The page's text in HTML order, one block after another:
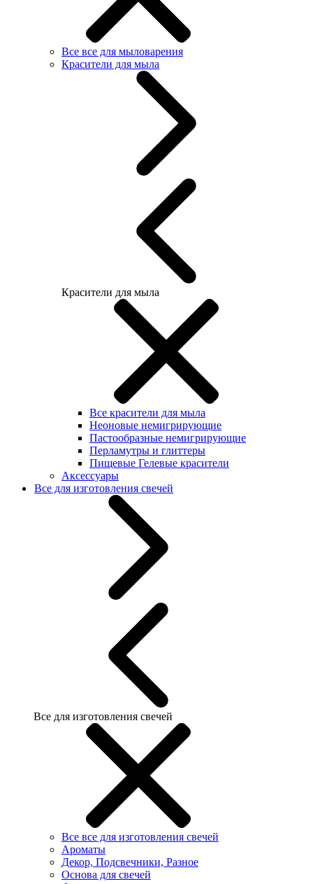
Все все для мыловарения
Красители для мыла
Красители для мыла
Все красители для мыла
Неоновые немигрирующие
Пастообразные немигрирующие
Перламутры и глиттеры
Пищевые Гелевые красители
Аксессуары
Все для изготовления свечей
Все для изготовления свечей
Все все для изготовления свечей
Ароматы
Декор, Подсвечники, Разное
Основа для свечей